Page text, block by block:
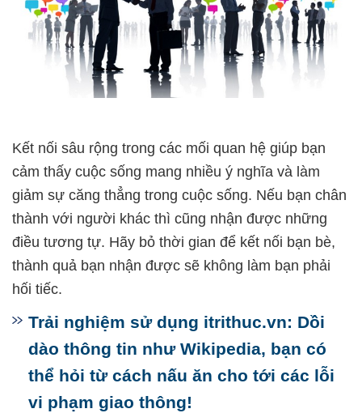
Kết nối sâu rộng trong các mối quan hệ giúp bạn
cảm thấy cuộc sống mang nhiều ý nghĩa và làm
giảm sự căng thẳng trong cuộc sống. Nếu bạn chân
thành với người khác thì cũng nhận được những
điều tương tự. Hãy bỏ thời gian để kết nối bạn bè,
thành quả bạn nhận được sẽ không làm bạn phải
hối tiếc.
Trải nghiệm sử dụng itrithuc.vn: Dồi
dào thông tin như Wikipedia, bạn có
thể hỏi từ cách nấu ăn cho tới các lỗi
vi phạm giao thông!